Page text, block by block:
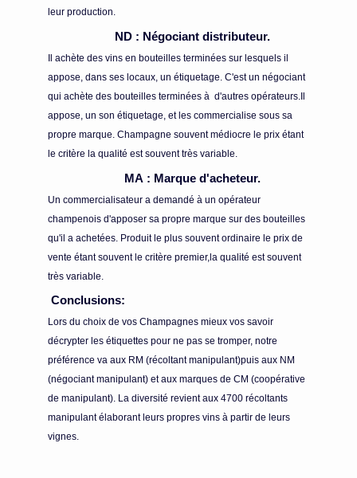
leur production.
ND : Négociant distributeur.
Il achète des vins en bouteilles terminées sur lesquels il
appose, dans ses locaux, un étiquetage. C'est un négociant
qui achète des bouteilles terminées à d'autres opérateurs.Il
appose, un son étiquetage, et les commercialise sous sa
propre marque. Champagne souvent médiocre le prix étant
le critère la qualité est souvent très variable.
MA : Marque d'acheteur.
Un commercialisateur a demandé à un opérateur
champenois d'apposer sa propre marque sur des bouteilles
qu'il a achetées. Produit le plus souvent ordinaire le prix de
vente étant souvent le critère premier,la qualité est souvent
très variable.
Conclusions:
Lors du choix de vos Champagnes mieux vos savoir
décrypter les étiquettes pour ne pas se tromper, notre
préférence va aux RM (récoltant manipulant)puis aux NM
(négociant manipulant) et aux marques de CM (coopérative
de manipulant). La diversité revient aux 4700 récoltants
manipulant élaborant leurs propres vins à partir de leurs
vignes.